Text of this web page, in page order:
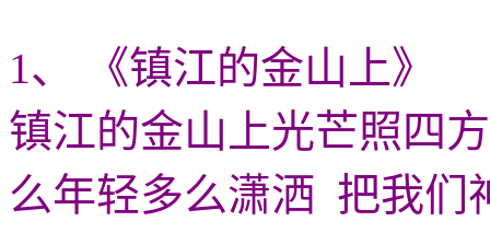
1、 《镇江的金山上》
镇江的金山上光芒照四
么年轻多么潇洒 把我们